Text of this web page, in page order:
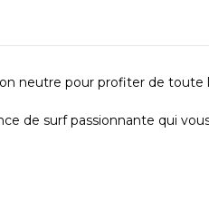
neutre pour profiter de toute
de surf passionnante qui